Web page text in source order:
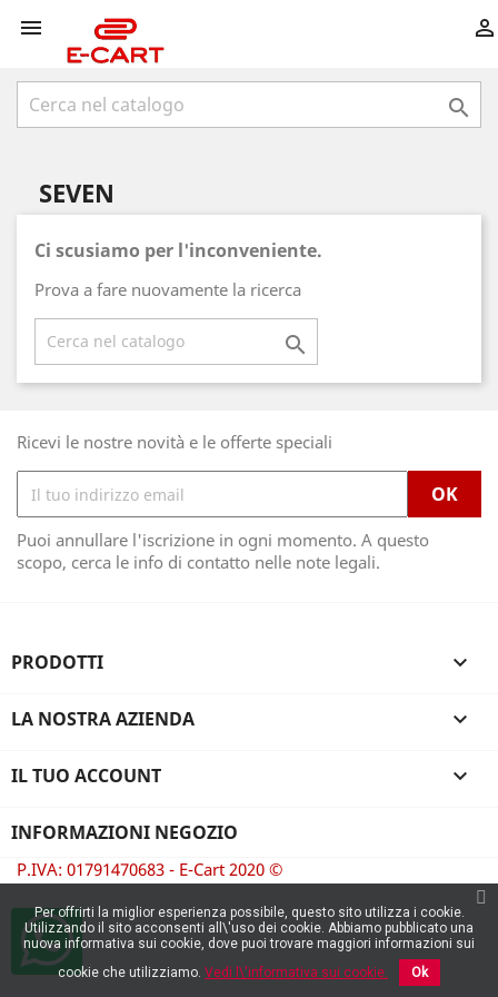
 

SEVEN
Ci scusiamo per l'inconveniente.
Prova a fare nuovamente la ricerca

Ricevi le nostre novità e le offerte speciali
Puoi annullare l'iscrizione in ogni momento. A questo
scopo, cerca le info di contatto nelle note legali.
PRODOTTI 
LA NOSTRA AZIENDA 
IL TUO ACCOUNT 
INFORMAZIONI NEGOZIO
P.IVA: 01791470683 - E-Cart 2020 ©
Per offrirti la miglior esperienza possibile, questo sito utilizza i cookie.
Utilizzando il sito acconsenti all\'uso dei cookie. Abbiamo pubblicato una
nuova informativa sui cookie, dove puoi trovare maggiori informazioni sui
cookie che utilizziamo. Vedi l\'informativa sui cookie. Ok